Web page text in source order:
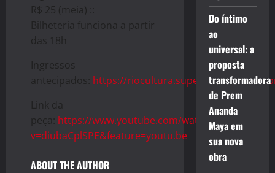
R$ 25 (meia) ::
Bilheteria funciona a partir
das 18h
Ingressos
antecipados: https://
Link da
peça: https://www.youtube.com/watch?
v=diubaCplSPE&feature=youtu.be
ABOUT THE AUTHOR
Do íntimo
ao
universal: a
proposta
transformadora
de Prem
Ananda
Maya em
sua nova
obra